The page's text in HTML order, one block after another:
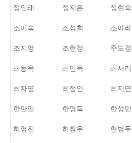
정인태 정지은 정현숙
조미숙 조성희 조아라
조지영 조현정 주도경
최동욱 최민욱 최서리
최자영 최정인 최지연
한만일 한명득 한성민
허영진 허창우 현병두